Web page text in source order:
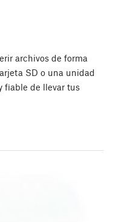
archivos de forma
SD o una unidad
fiable de llevar tus